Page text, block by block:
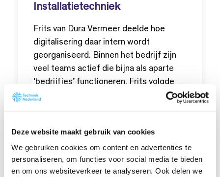
Deze website maakt gebruik van cookies
We gebruiken cookies om content en advertenties te
personaliseren, om functies voor social media te bieden
en om ons websiteverkeer te analyseren. Ook delen we
Installatietechniek
Frits van Dura Vermeer deelde hoe
digitalisering daar intern wordt
georganiseerd. Binnen het bedrijf zijn
veel teams actief die bijna als aparte
‘bedrijfjes’ functioneren. Frits volgde
het digicoach-traject en kreeg daarbij
leiderschap. Hoe neem je collega’s
mee? Hoe hou je iedereen aangehaakt?
En hoe zet je key-users slim in?